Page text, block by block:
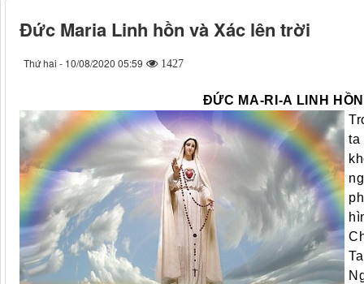
Đức Maria Linh hồn và Xác lên trời
Thứ hai - 10/08/2020 05:59 1427
ĐỨC MA-RI-A LINH
ta